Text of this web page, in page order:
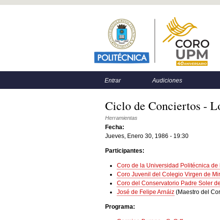
Entrar Audiciones
Ciclo de Conciertos -
Herramientas
Fecha:
Jueves, Enero 30, 1986 - 19:30
Participantes:
Coro de la Universidad Politécnica de
Coro Juvenil del Colegio Virgen de
Coro del Conservatorio Padre Soler
José de Felipe Arnáiz (Maestro del
Programa: